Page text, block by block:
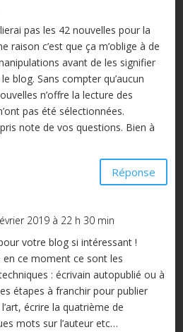
pas les 42 nouvelles pour la
raison c’est que ça m’oblige à de
avant de les signifier
blog. Sans compter qu’aucun
n’offre la lecture des
pas été sélectionnées.
note de vos questions. Bien à
Réponse
2019 à 22 h 30 min
votre blog si intéressant !
en ce moment ce sont les
: écrivain autopublié ou à
étapes à franchir pour publier
écrire la quatrième de
mots sur l’auteur etc…